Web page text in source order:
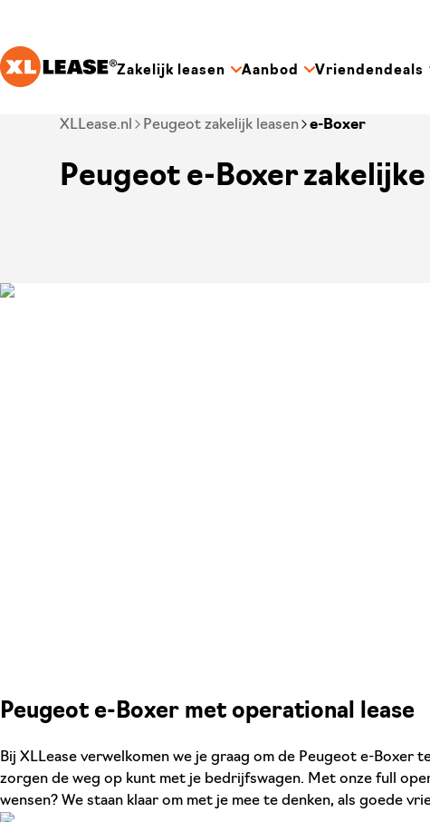
Zakelijk leasen Aanbod Vriendendeals
Je bent nu voorbij het hoofdmenu
XLLease.nl Peugeot zakelijk leasen e-Boxer
Peugeot e-Boxer zakelijke
Peugeot e-Boxer met operational lease
Bij XLLease verwelkomen we je graag om de Peugeot e-
zorgen de weg op kunt met je bedrijfswagen. Met onze full
wensen? We staan klaar om met je mee te denken, als goede